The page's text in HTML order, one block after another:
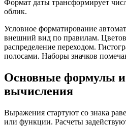
Формат даты трансформирует
облик.
Условное форматирование
внешний вид по правилам.
распределение переходом.
полосами. Наборы значков
Основные формулы и
вычисления
Выражения стартуют со знака
или функции. Расчеты